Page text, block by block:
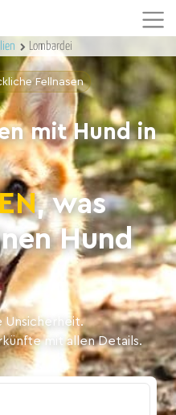
Lombardei
Fellnasen
mit Hund in
, was
Hund
Unsicherheit.
mit allen Details.